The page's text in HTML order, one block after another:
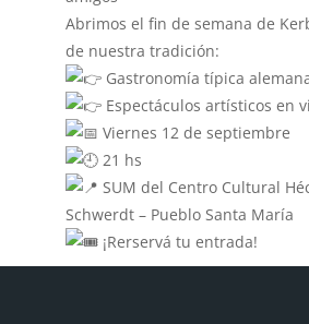
Abrimos el fin de semana de
de nuestra tradición:
Gastronomía típica
Espectáculos artísticos en
Viernes 12 de septiembre
21 hs
SUM del Centro Cultural
Schwerdt – Pueblo Santa María
¡Rerservá tu entrada!